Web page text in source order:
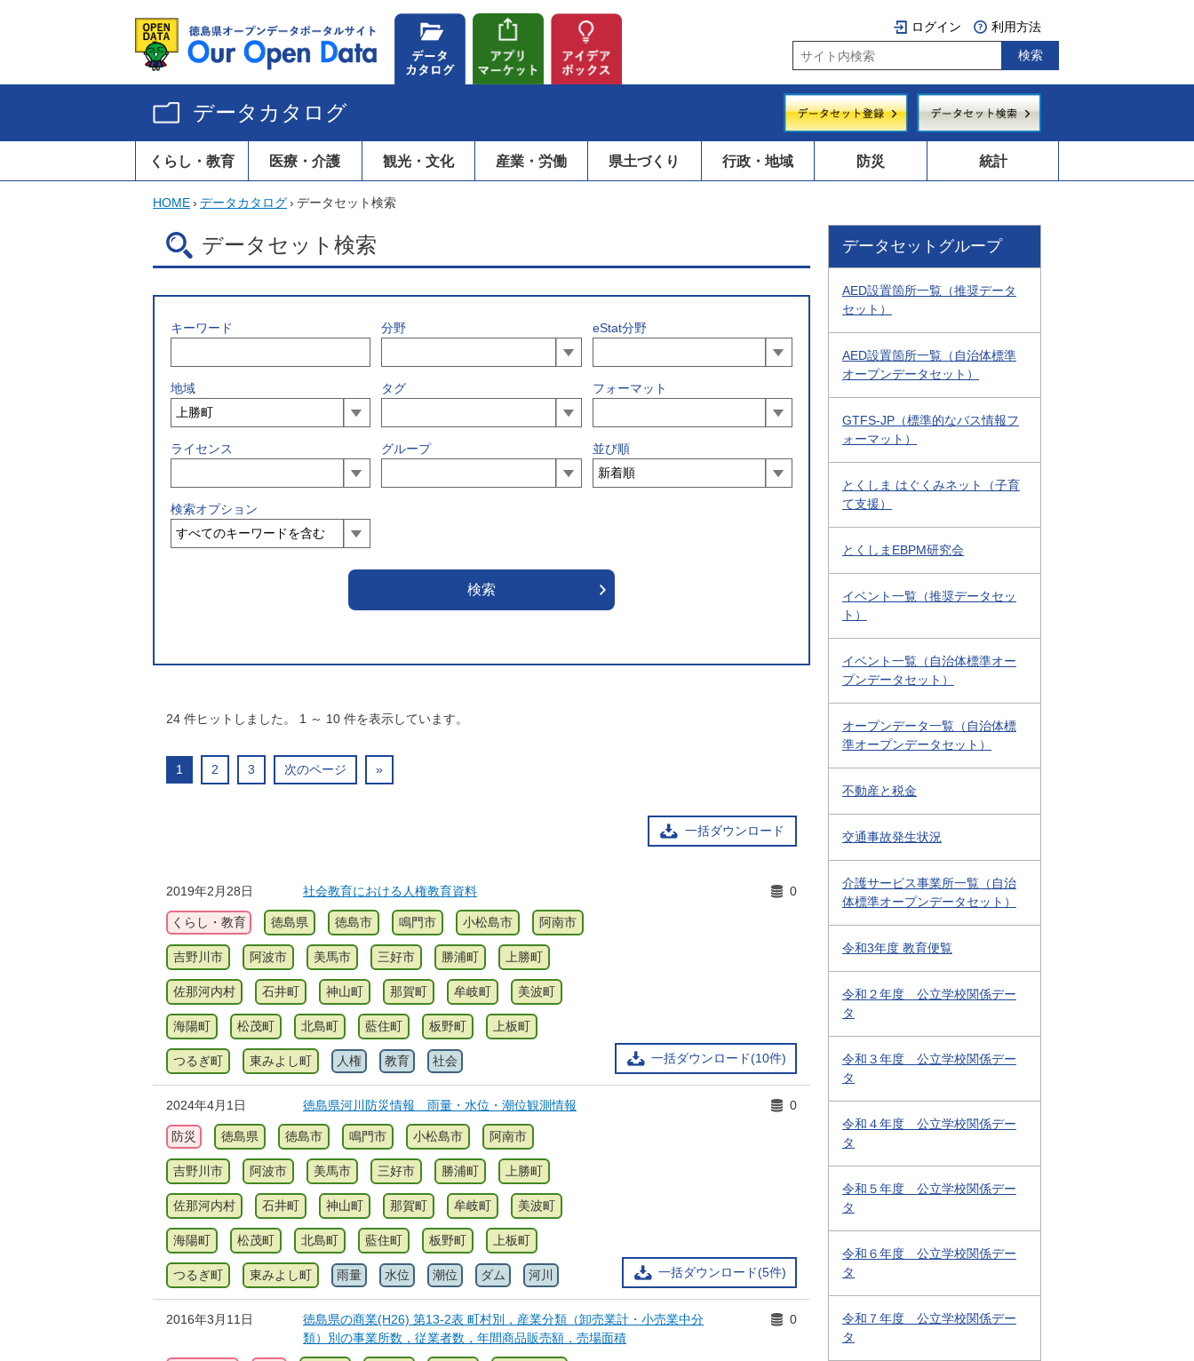
ログイン 利用方法
データカタログ
くらし・教育 医療・介護 観光・文化 産業・労働 県土づくり 行政・地域 防災 統計
HOME› データカタログ› データセット検索
データセット検索
キーワード 分野 eStat分野
地域 タグ フォーマット
ライセンス グループ 並び順
検索オプション
24 件ヒットしました。 1 ～ 10 件を表示しています。
1 2 3 次のページ »
一括ダウンロード
2019年2月28日 社会教育における人権教育資料
一括ダウンロード(10件)
0
くらし・教育 徳島県 徳島市 鳴門市 小松島市 阿南市
吉野川市 阿波市 美馬市 三好市 勝浦町 上勝町
佐那河内村 石井町 神山町 那賀町 牟岐町 美波町
海陽町 松茂町 北島町 藍住町 板野町 上板町
つるぎ町 東みよし町 人権 教育 社会
2024年4月1日 徳島県河川防災情報 雨量・水位・潮位観測情報
一括ダウンロード(5件)
0
防災 徳島県 徳島市 鳴門市 小松島市 阿南市
吉野川市 阿波市 美馬市 三好市 勝浦町 上勝町
佐那河内村 石井町 神山町 那賀町 牟岐町 美波町
海陽町 松茂町 北島町 藍住町 板野町 上板町
つるぎ町 東みよし町 雨量 水位 潮位 ダム 河川
2016年3月11日
徳島県の商業(H26) 第13-2表 町村別，産業分類（卸売業計・小売業中分
類）別の事業所数，従業者数，年間商品販売額，売場面積
0
データセットグループ
AED設置箇所一覧（推奨データ
セット）
AED設置箇所一覧（自治体標準
オープンデータセット）
GTFS-JP（標準的なバス情報フ
ォーマット）
とくしま はぐくみネット（子育
て支援）
とくしまEBPM研究会
イベント一覧（推奨データセッ
ト）
イベント一覧（自治体標準オー
プンデータセット）
オープンデータ一覧（自治体標
準オープンデータセット）
不動産と税金
交通事故発生状況
介護サービス事業所一覧（自治
体標準オープンデータセット）
令和3年度 教育便覧
令和２年度 公立学校関係デー
タ
令和３年度 公立学校関係デー
タ
令和４年度 公立学校関係デー
タ
令和５年度 公立学校関係デー
タ
令和６年度 公立学校関係デー
タ
令和７年度 公立学校関係デー
タ